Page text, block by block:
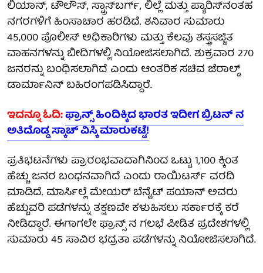
ಲಿಯಾನ್, ಟೌಲೌಸ್, ಸ್ಟ್ರಾಸ್‌ಬರ್ಗ್, ಲಿಲ್ಲೆ ಮತ್ತು ಪ್ಯಾರಿಸ್‌ನಂತಹ
ನಗರಗಳಿಗೆ ಹಿಂಸಾಚಾರ ಹರಡಿದೆ. ಶನಿವಾರ ಸುಮಾರು
45,000 ಪೊಲೀಸ್ ಅಧಿಕಾರಿಗಳು ಮತ್ತು ಕೆಲವು ಶಸ್ತ್ರಸಜ್ಜಿತ
ವಾಹನಗಳನ್ನು ಬೀದಿಗಳಲ್ಲಿ ನಿಯೋಜಿಸಲಾಗಿದೆ. ಶುಕ್ರವಾರ 270
ಜನರನ್ನು ಬಂಧಿಸಲಾಗಿದೆ ಎಂದು ಆಂತರಿಕ ಸಚಿವ ಜೆರಾಲ್ಡ್
ಡಾರ್ಮಾನಿನ್ ಬಹಿರಂಗಪಡಿಸಿದ್ದಾರೆ.
ಇದನ್ನೂ ಓದಿ:ಫ್ರಾನ್ಸ್ ಹಿಂದಿಕ್ಕಿದ ಭಾರತ ಇದೀಗ ಬ್ರಿಟನ್ ನ
ಅತಿದೊಡ್ಡ ಸ್ಕಾಚ್ ವಿಸ್ಕಿ ಮಾರುಕಟ್ಟೆ!
ಪ್ರತಿಭಟನೆಗಳು ಪ್ರಾರಂಭವಾದಾಗಿನಿಂದ ಒಟ್ಟು 1,100 ಕ್ಕಿಂತ
ಹೆಚ್ಚು ಜನರ ಬಂಧನವಾಗಿದೆ ಎಂದು ರಾಯಿಟರ್ಸ್ ವರದಿ
ಮಾಡಿದೆ. ಮಾರ್ಸಿಲ್ಲೆ ಮೇಯರ್ ಬೆನೈಟ್ ಪಯಾನ್ ಅವರು
ಹೆಚ್ಚುವರಿ ಪಡೆಗಳನ್ನು ತಕ್ಷಣವೇ ಕಳುಹಿಸಲು ಸರ್ಕಾರಕ್ಕೆ ಕರೆ
ನೀಡಿದ್ದಾರೆ. ಈಗಾಗಲೇ ಫ್ರಾನ್ಸ್ ನ ಗಲಭೆ ಪೀಡಿತ ಪ್ರದೇಶಗಳಲ್ಲಿ
ಸುಮಾರು 45 ಸಾವಿರ ಭದ್ರತಾ ಪಡೆಗಳನ್ನು ನಿಯೋಜಿಸಲಾಗಿದೆ.